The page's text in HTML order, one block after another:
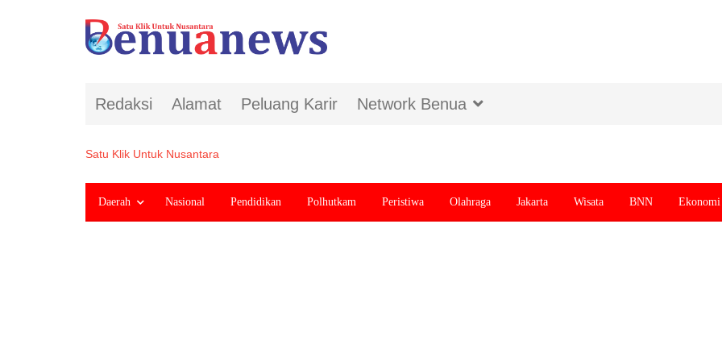
Redaksi Alamat Peluang Karir Network Benua
Satu Klik Untuk Nusantara
Daerah Nasional Pendidikan Polhutkam Peristiwa Olahraga Jakarta Wisata BNN Ekonomi